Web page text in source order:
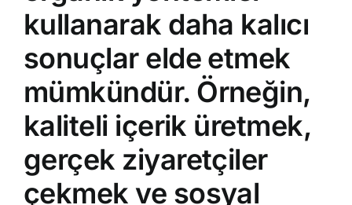
kullanarak daha kalıcı
sonuçlar elde etmek
mümkündür. Örneğin,
kaliteli içerik üretmek,
gerçek ziyaretçiler
çekmek ve sosyal